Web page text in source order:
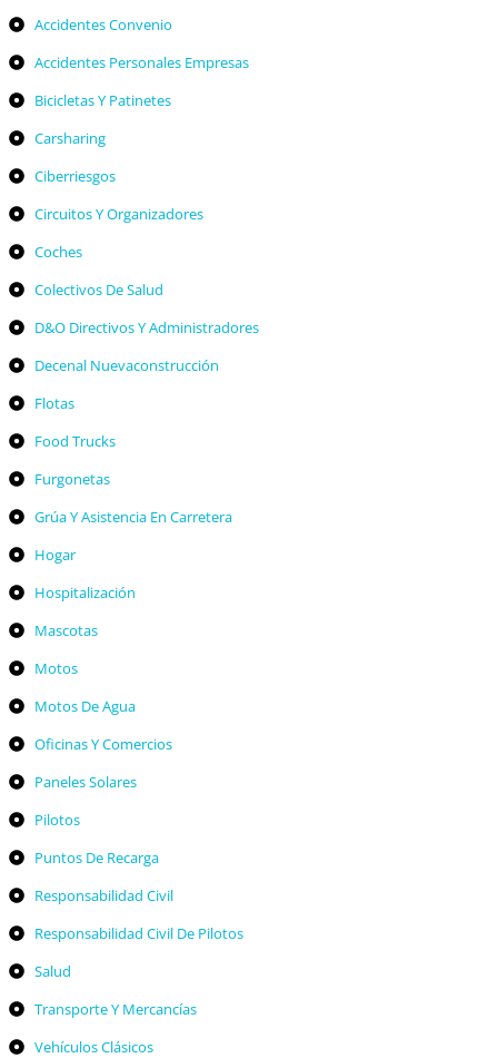
Accidentes Convenio
Accidentes Personales Empresas
Bicicletas Y Patinetes
Carsharing
Ciberriesgos
Circuitos Y Organizadores
Coches
Colectivos De Salud
D&O Directivos Y Administradores
Decenal Nuevaconstrucción
Flotas
Food Trucks
Furgonetas
Grúa Y Asistencia En Carretera
Hogar
Hospitalización
Mascotas
Motos
Motos De Agua
Oficinas Y Comercios
Paneles Solares
Pilotos
Puntos De Recarga
Responsabilidad Civil
Responsabilidad Civil De Pilotos
Salud
Transporte Y Mercancías
Vehículos Clásicos